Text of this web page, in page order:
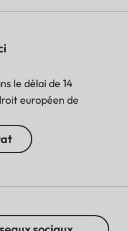
le délai de 14
européen de